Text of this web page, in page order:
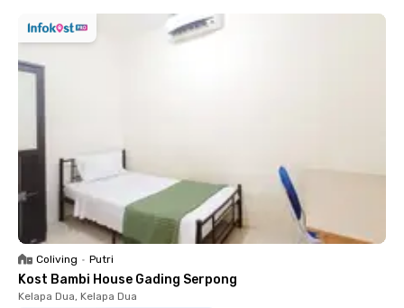
Coliving • Putri
Kost Bambi House Gading Serpong
Kelapa Dua, Kelapa Dua